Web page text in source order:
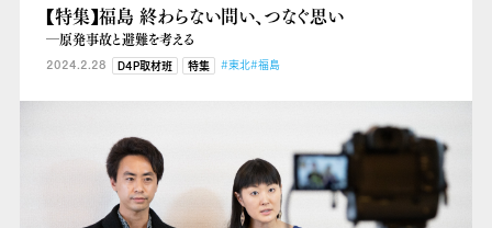
【特集】福島 終わらない問い、つなぐ思い
―原発事故と避難を考える
2024.2.28 D4P取材班 特集 #東北#福島